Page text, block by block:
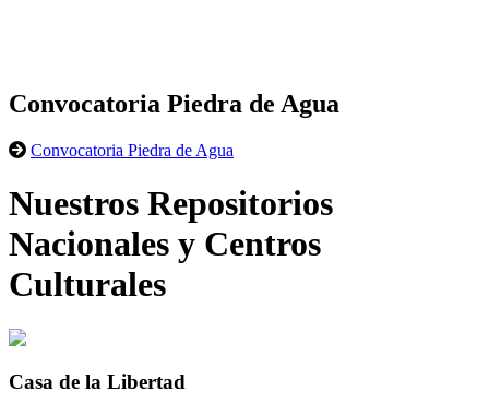
Convocatoria Piedra de Agua
Convocatoria Piedra de Agua
Nuestros Repositorios
Nacionales y Centros
Culturales
Casa de la Libertad